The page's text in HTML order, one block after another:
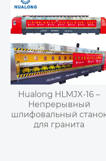
Hualong HLMJX-16 –
Непрерывный
шлифовальный
для гранита